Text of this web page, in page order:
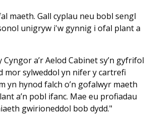
maeth. Gall cyplau neu bobl sengl
unigryw i'w gynnig i ofal plant a
a’r Aelod Cabinet sy’n gyfrifol
mor sylweddol yn nifer y cartrefi
yn hynod falch o’n gofalwyr maeth
a’n pobl ifanc. Mae eu profiadau
gwirioneddol bob dydd."